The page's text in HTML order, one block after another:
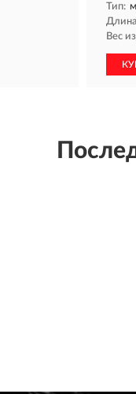
Тип:
Вес